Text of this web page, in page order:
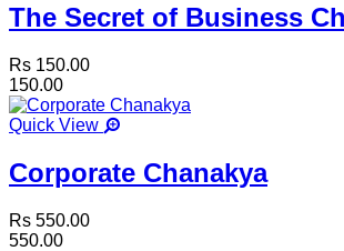
The Secret of Business
Rs 150.00
150.00
Quick View
Corporate Chanakya
Rs 550.00
550.00